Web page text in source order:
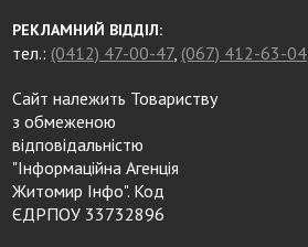
РЕКЛАМНИЙ ВІДДІЛ:
тел.: (0412) 47-00-47, (067) 412-63-04
Сайт належить Товариству
з обмеженою
відповідальністю
"Інформаційна Агенція
Житомир Інфо". Код
ЄДРПОУ 33732896